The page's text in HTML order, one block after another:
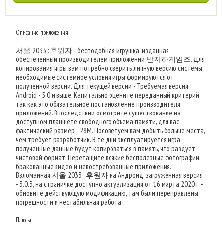
Описание приложения
서울 2033 : 후원자 - бесподобная игрушка, изданная
обеспеченным производителем приложений 반지하게임즈. Для
копирования игры вам потребно сверить личную версию системы,
необходимые системное условия игры формируются от
полученной версии. Для текущей версии - Требуемая версия
Android - 5.0 и выше. Капитально оцените переданный критерий,
так как это обязательное постановление производителя
приложений. Впоследствии осмотрите существование на
доступном планшете свободного объема памяти, для вас
фактический размер - 28M. Посоветуем вам добыть больше места,
чем требует разработчик. В те дни эксплуатируется игра
полученные данные будут копироваться в память, что раздует
чистовой формат. Перетащите всякие бесполезные фотографии,
бракованные видео и невостребованные приложения.
Взломанная 서울 2033 : 후원자 на Андроид, загруженная версия
- 3.0.3, на страничке доступно актуализация от 16 марта 2020 г. -
обновите действующую модификацию, там были переправлены
погрешности и нестабильная работа.
Плюсы: